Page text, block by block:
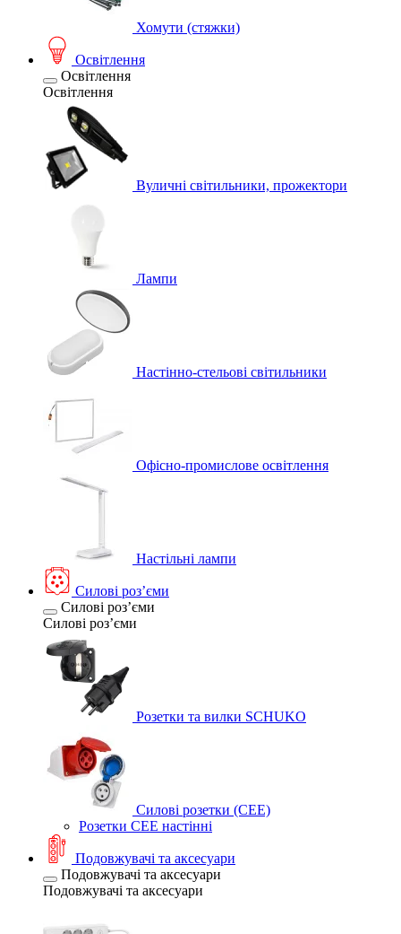
Хомути (стяжки)
Освітлення
Освітлення
Освітлення
Вуличні світильники, прожектори
Лампи
Настінно-стельові світильники
Офісно-промислове освітлення
Настільні лампи
Силові розʼєми
Силові розʼєми
Силові розʼєми
Розетки та вилки SCHUKO
Силові розетки (CEE)
Розетки CEE настінні
Подовжувачі та аксесуари
Подовжувачі та аксесуари
Подовжувачі та аксесуари